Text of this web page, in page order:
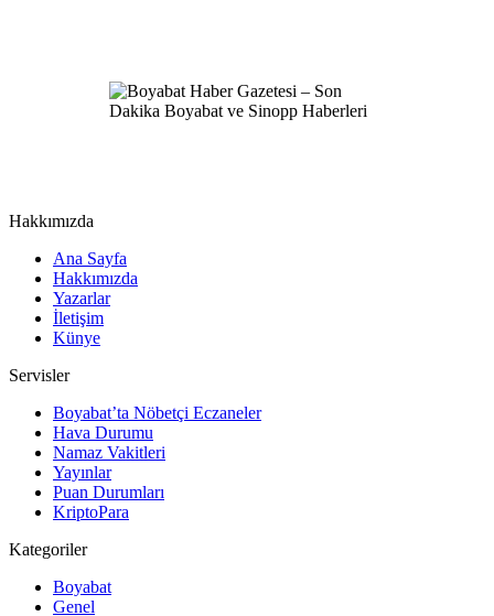
Hakkımızda
Ana Sayfa
Hakkımızda
Yazarlar
İletişim
Künye
Servisler
Boyabat’ta Nöbetçi Eczaneler
Hava Durumu
Namaz Vakitleri
Yayınlar
Puan Durumları
KriptoPara
Kategoriler
Boyabat
Genel